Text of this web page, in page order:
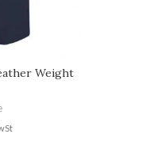
Weight